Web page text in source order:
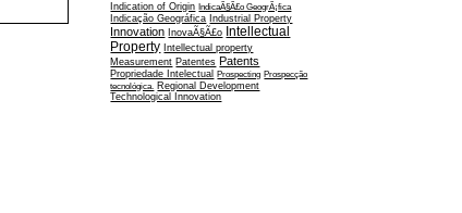
Indication of Origin IndicaÃ§Ã£o GeogrÃ¡fica
Indicação Geográfica Industrial Property
Innovation InovaÃ§Ã£o Intellectual
Property Intellectual property
Measurement Patentes Patents
Propriedade Intelectual Prospecting Prospecção
tecnológica. Regional Development
Technological Innovation